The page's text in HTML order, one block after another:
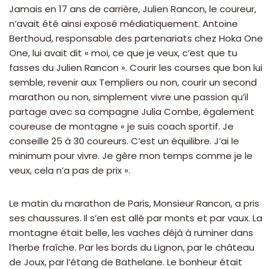
Jamais en 17 ans de carrière, Julien Rancon, le coureur,
n’avait été ainsi exposé médiatiquement. Antoine
Berthoud, responsable des partenariats chez Hoka One
One, lui avait dit « moi, ce que je veux, c’est que tu
fasses du Julien Rancon ». Courir les courses que bon lui
semble, revenir aux Templiers ou non, courir un second
marathon ou non, simplement vivre une passion qu’il
partage avec sa compagne Julia Combe, également
coureuse de montagne « je suis coach sportif. Je
conseille 25 à 30 coureurs. C’est un équilibre. J’ai le
minimum pour vivre. Je gère mon temps comme je le
veux, cela n’a pas de prix ».
Le matin du marathon de Paris, Monsieur Rancon, a pris
ses chaussures. Il s’en est allé par monts et par vaux. La
montagne était belle, les vaches déjà à ruminer dans
l’herbe fraîche. Par les bords du Lignon, par le château
de Joux, par l’étang de Bathelane. Le bonheur était